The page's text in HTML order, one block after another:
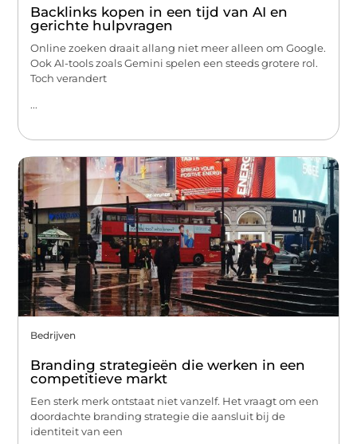
Backlinks kopen in een tijd van AI en
gerichte hulpvragen
Online zoeken draait allang niet meer alleen om Google.
Ook AI-tools zoals Gemini spelen een steeds grotere rol.
Toch verandert
...
Bedrijven
Branding strategieën die werken in een
competitieve markt
Een sterk merk ontstaat niet vanzelf. Het vraagt om een
doordachte branding strategie die aansluit bij de
identiteit van een